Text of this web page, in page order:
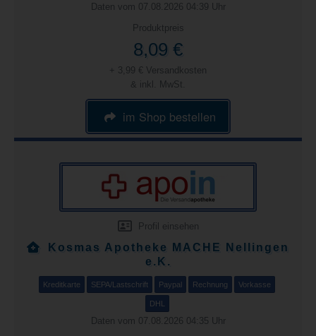
Daten vom 07.08.2026 04:39 Uhr
Produktpreis
8,09 €
+ 3,99 € Versandkosten
& inkl. MwSt.
im Shop bestellen
Profil einsehen
Kosmas Apotheke MACHE Nellingen
e.K.
Kreditkarte SEPA/Lastschrift Paypal Rechnung Vorkasse
DHL
Daten vom 07.08.2026 04:35 Uhr